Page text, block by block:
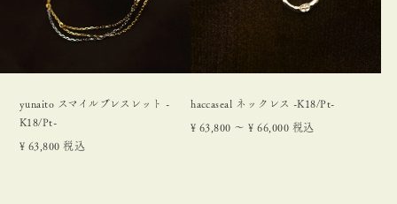
yunaito スマイルブレスレット -
K18/Pt-
¥ 63,800 税込
haccaseal ネックレス -K18/Pt-
¥ 63,800 〜 ¥ 66,000 税込